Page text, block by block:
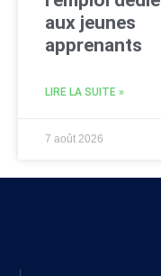
aux jeunes
apprenants
LIRE LA SUITE »
7 août 2026